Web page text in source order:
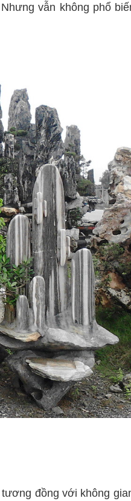
vẫn không phổ
đồng với không